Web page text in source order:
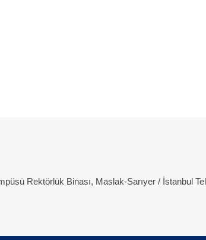
Rektörlük Binası, Maslak-Sarıyer / İstanbul